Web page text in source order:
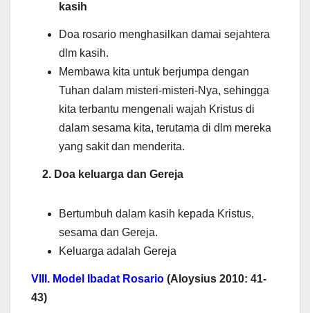
kasih
Doa rosario menghasilkan damai sejahtera
dlm kasih.
Membawa kita untuk berjumpa dengan
Tuhan dalam misteri-misteri-Nya, sehingga
kita terbantu mengenali wajah Kristus di
dalam sesama kita, terutama di dlm mereka
yang sakit dan menderita.
2. Doa keluarga dan Gereja
Bertumbuh dalam kasih kepada Kristus,
sesama dan Gereja.
Keluarga adalah Gereja
VIII. Model Ibadat Rosario (Aloysius 2010: 41-
43)